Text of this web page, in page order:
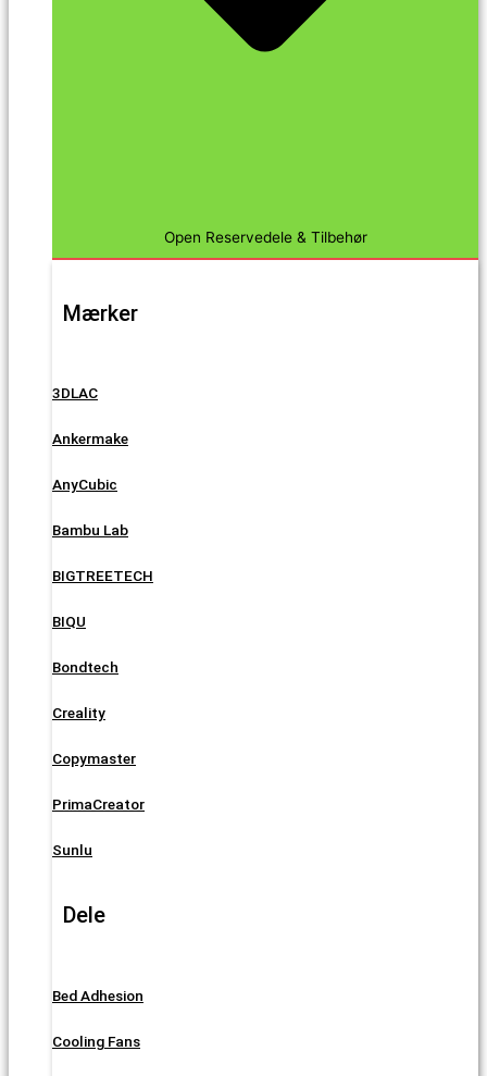
Open Reservedele & Tilbehør
Mærker
3DLAC
Ankermake
AnyCubic
Bambu Lab
BIGTREETECH
BIQU
Bondtech
Creality
Copymaster
PrimaCreator
Sunlu
Dele
Bed Adhesion
Cooling Fans